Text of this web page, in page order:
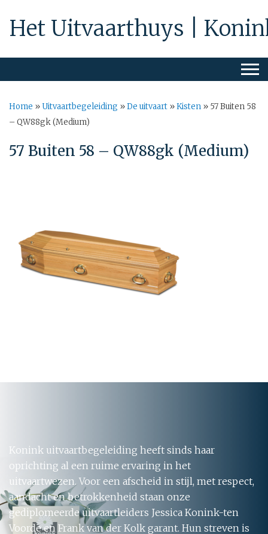
Het Uitvaarthuys |
Home »Uitvaartbegeleiding »De uitvaart »Kisten » 57 Buiten 58
– QW88gk (Medium)
57 Buiten 58 – QW88gk (Medium)
Konink uitvaartbegeleiding heeft sinds haar
oprichting al een ruime ervaring in het
uitvaartwezen. Voor een afscheid in stijl, met respect,
aandacht en betrokkenheid staan onze
gediplomeerde uitvaartleiders Jessica Konink-ten
Voorde en Frank van der Kolk garant. Hun streven is